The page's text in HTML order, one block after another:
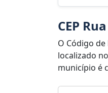
CEP
O Código
localizado
município é